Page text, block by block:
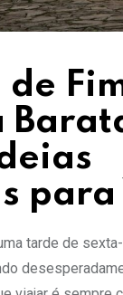
de
tarde de